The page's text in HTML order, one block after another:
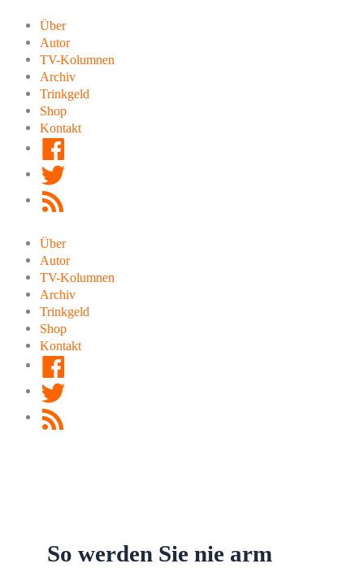
Inhalt
springen
Über
Autor
TV-Kolumnen
Archiv
Trinkgeld
Shop
Kontakt
Über
Autor
TV-Kolumnen
Archiv
Trinkgeld
Shop
Kontakt
So werden Sie nie arm